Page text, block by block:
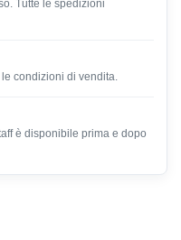
Tutte le spedizioni
condizioni di vendita.
è disponibile prima e dopo